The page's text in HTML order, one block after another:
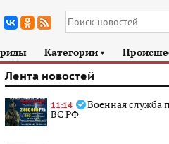
Категории ►
Лента новостей
11:14 Военная служба
ВС РФ